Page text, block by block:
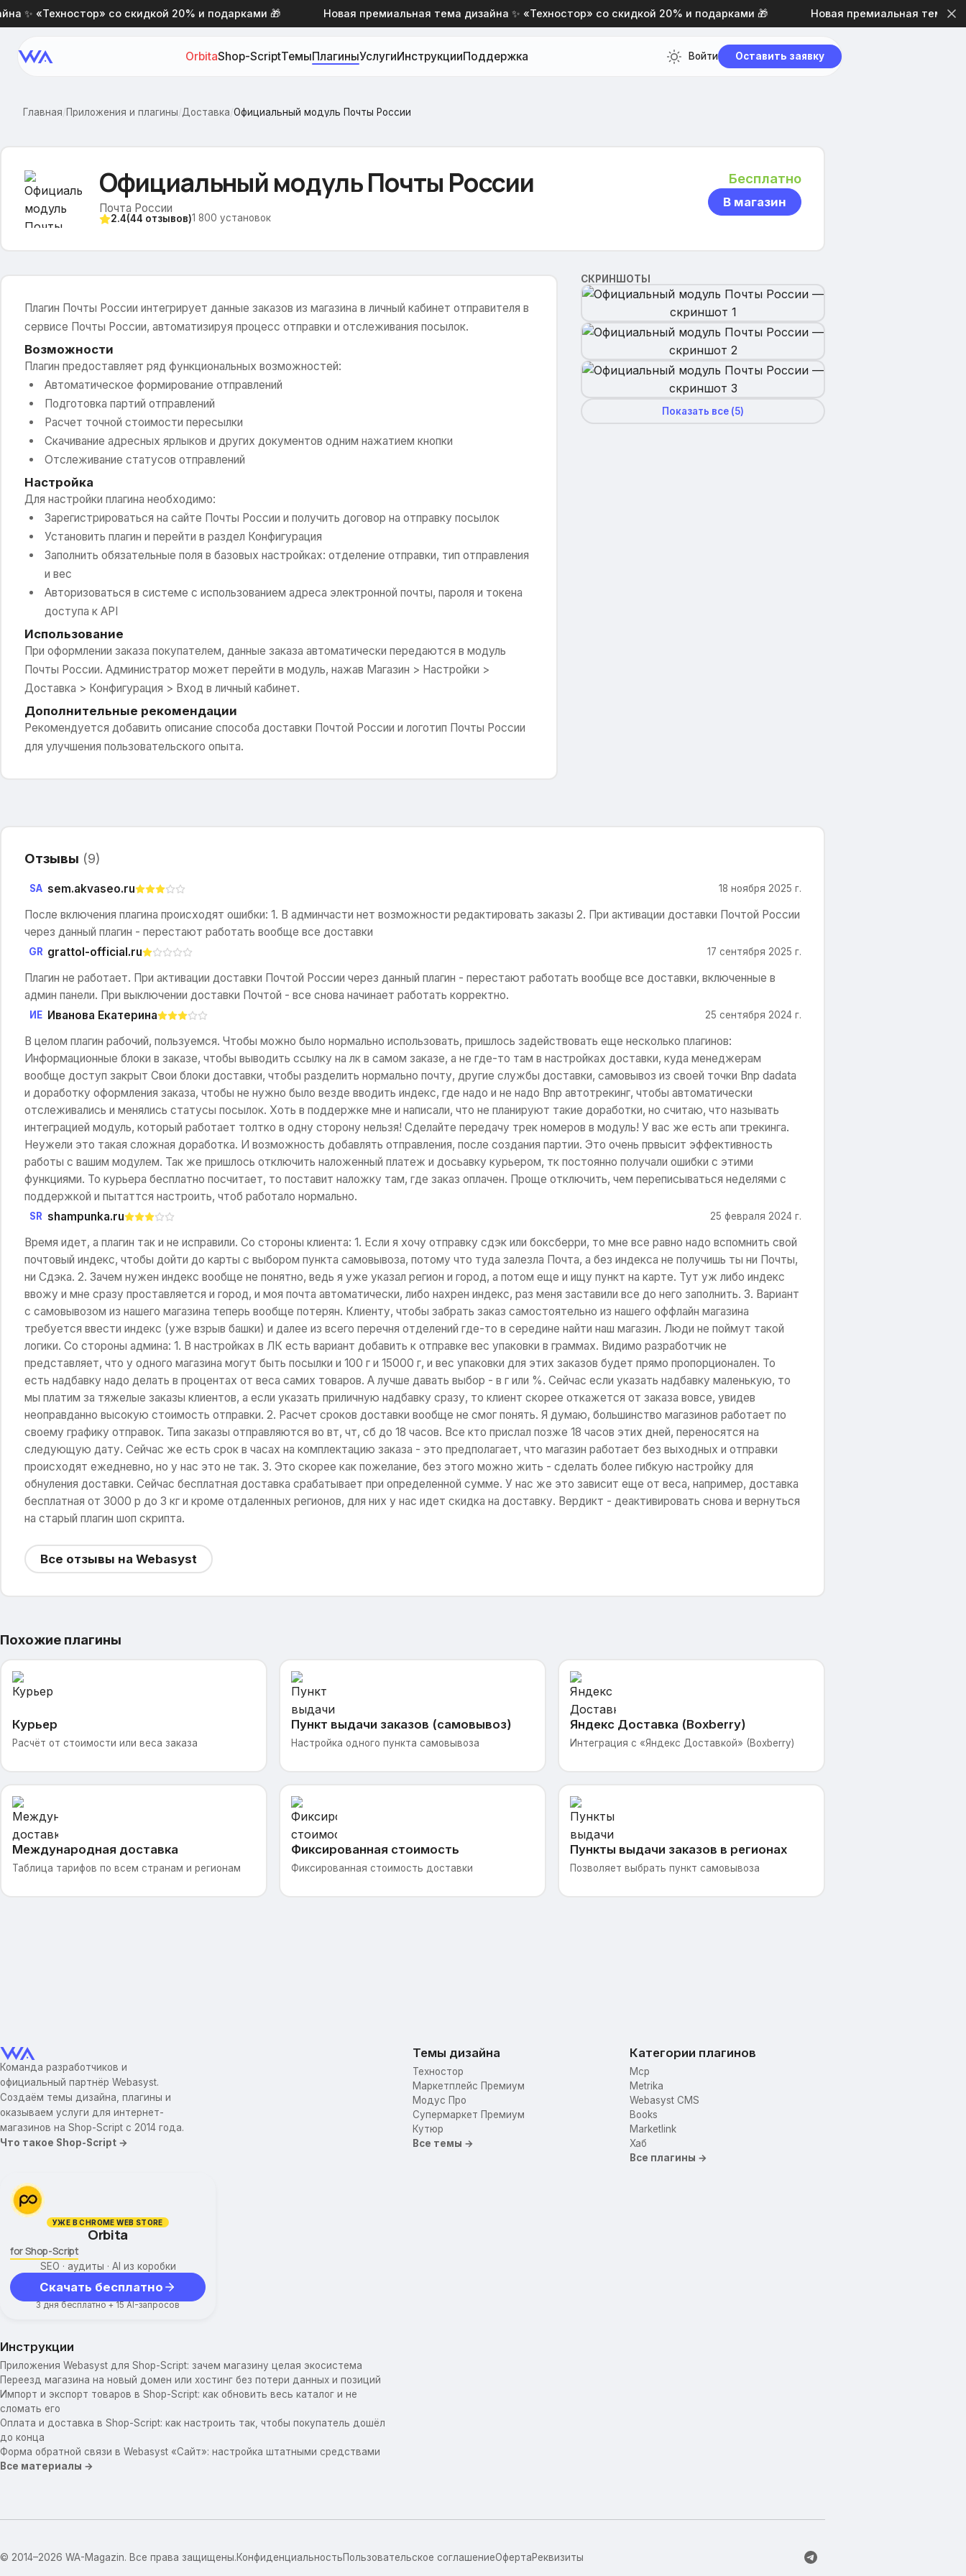
«Техностор» со скидкой 20% и подарками 🎁 Новая премиальная тема дизайна ✨ «Техностор» со скидкой 20% и подарками 🎁 Новая премиальная тема
OrbitaShop-ScriptТемыПлагиныУслугиИнструкцииПоддержка Войти Оставить заявку
Главная/Приложения и плагины/Доставка/Официальный модуль Почты России
Официальный модуль Почты России
Почта России
2.4(44 отзывов)1 800 установок
Бесплатно
В магазин
Плагин Почты России интегрирует данные заказов из магазина в личный кабинет отправителя в
сервисе Почты России, автоматизируя процесс отправки и отслеживания посылок.
Возможности
Плагин предоставляет ряд функциональных возможностей:
Автоматическое формирование отправлений
Подготовка партий отправлений
Расчет точной стоимости пересылки
Скачивание адресных ярлыков и других документов одним нажатием кнопки
Отслеживание статусов отправлений
Настройка
Для настройки плагина необходимо:
Зарегистрироваться на сайте Почты России и получить договор на отправку посылок
Установить плагин и перейти в раздел Конфигурация
Заполнить обязательные поля в базовых настройках: отделение отправки, тип отправления
и вес
Авторизоваться в системе с использованием адреса электронной почты, пароля и токена
доступа к API
Использование
При оформлении заказа покупателем, данные заказа автоматически передаются в модуль
Почты России. Администратор может перейти в модуль, нажав Магазин > Настройки >
Доставка > Конфигурация > Вход в личный кабинет.
Дополнительные рекомендации
Рекомендуется добавить описание способа доставки Почтой России и логотип Почты России
для улучшения пользовательского опыта.
СКРИНШОТЫ
Показать все (5)
Отзывы (9)
SA sem.akvaseo.ru 18 ноября 2025 г.
После включения плагина происходят ошибки: 1. В админчасти нет возможности редактировать заказы 2. При активации доставки Почтой России
через данный плагин - перестают работать вообще все доставки
GR grattol-official.ru 17 сентября 2025 г.
Плагин не работает. При активации доставки Почтой России через данный плагин - перестают работать вообще все доставки, включенные в
админ панели. При выключении доставки Почтой - все снова начинает работать корректно.
ИЕ Иванова Екатерина 25 сентября 2024 г.
В целом плагин рабочий, пользуемся. Чтобы можно было нормально использовать, пришлось задействовать еще несколько плагинов:
Информационные блоки в заказе, чтобы выводить ссылку на лк в самом заказе, а не где-то там в настройках доставки, куда менеджерам
вообще доступ закрыт Свои блоки доставки, чтобы разделить нормально почту, другие службы доставки, самовывоз из своей точки Bnp dadata
и доработку оформления заказа, чтобы не нужно было везде вводить индекс, где надо и не надо Bnp автотрекинг, чтобы автоматически
отслеживались и менялись статусы посылок. Хоть в поддержке мне и написали, что не планируют такие доработки, но считаю, что называть
интеграцией модуль, который работает толтко в одну сторону нельзя! Сделайте передачу трек номеров в модуль! У вас же есть апи трекинга.
Неужели это такая сложная доработка. И возможность добавлять отправления, после создания партии. Это очень првысит эффективность
работы с вашим модулем. Так же пришлось отключить наложенный платеж и досьавку курьером, тк постоянно получали ошибки с этими
функциями. То курьера бесплатно посчитает, то поставит наложку там, где заказ оплачен. Проще отключить, чем переписываться неделями с
поддержкой и пытаттся настроить, чтоб работало нормально.
SR shampunka.ru 25 февраля 2024 г.
Время идет, а плагин так и не исправили. Со стороны клиента: 1. Если я хочу отправку сдэк или боксберри, то мне все равно надо вспомнить свой
почтовый индекс, чтобы дойти до карты с выбором пункта самовывоза, потому что туда залезла Почта, а без индекса не получишь ты ни Почты,
ни Сдэка. 2. Зачем нужен индекс вообще не понятно, ведь я уже указал регион и город, а потом еще и ищу пункт на карте. Тут уж либо индекс
ввожу и мне сразу проставляется и город, и моя почта автоматически, либо нахрен индекс, раз меня заставили все до него заполнить. 3. Вариант
с самовывозом из нашего магазина теперь вообще потерян. Клиенту, чтобы забрать заказ самостоятельно из нашего оффлайн магазина
требуется ввести индекс (уже взрыв башки) и далее из всего перечня отделений где-то в середине найти наш магазин. Люди не поймут такой
логики. Со стороны админа: 1. В настройках в ЛК есть вариант добавить к отправке вес упаковки в граммах. Видимо разработчик не
представляет, что у одного магазина могут быть посылки и 100 г и 15000 г, и вес упаковки для этих заказов будет прямо пропорционален. То
есть надбавку надо делать в процентах от веса самих товаров. А лучше давать выбор - в г или %. Сейчас если указать надбавку маленькую, то
мы платим за тяжелые заказы клиентов, а если указать приличную надбавку сразу, то клиент скорее откажется от заказа вовсе, увидев
неоправданно высокую стоимость отправки. 2. Расчет сроков доставки вообще не смог понять. Я думаю, большинство магазинов работает по
своему графику отправок. Типа заказы отправляются во вт, чт, сб до 18 часов. Все кто прислал позже 18 часов этих дней, переносятся на
следующую дату. Сейчас же есть срок в часах на комплектацию заказа - это предполагает, что магазин работает без выходных и отправки
происходят ежедневно, но у нас это не так. 3. Это скорее как пожелание, без этого можно жить - сделать более гибкую настройку для
обнуления доставки. Сейчас бесплатная доставка срабатывает при определенной сумме. У нас же это зависит еще от веса, например, доставка
бесплатная от 3000 р до 3 кг и кроме отдаленных регионов, для них у нас идет скидка на доставку. Вердикт - деактивировать снова и вернуться
на старый плагин шоп скрипта.
Все отзывы на Webasyst
Похожие плагины
Курьер
Расчёт от стоимости или веса заказа
Пункт выдачи заказов (самовывоз)
Настройка одного пункта самовывоза
Яндекс Доставка (Boxberry)
Интеграция с «Яндекс Доставкой» (Boxberry)
Международная доставка
Таблица тарифов по всем странам и регионам
Фиксированная стоимость
Фиксированная стоимость доставки
Пункты выдачи заказов в регионах
Позволяет выбрать пункт самовывоза
Команда разработчиков и
официальный партнёр Webasyst.
Создаём темы дизайна, плагины и
оказываем услуги для интернет-
магазинов на Shop-Script с 2014 года.
Что такое Shop-Script →
УЖЕ В CHROME WEB STORE
Orbita
for Shop-Script
SEO · аудиты · AI из коробки
Скачать бесплатно
3 дня бесплатно + 15 AI-запросов
Темы дизайна
Техностор
Маркетплейс Премиум
Модус Про
Супермаркет Премиум
Кутюр
Все темы →
Категории плагинов
Mcp
Metrika
Webasyst CMS
Books
Marketlink
Хаб
Все плагины →
Инструкции
Приложения Webasyst для Shop-Script: зачем магазину целая экосистема
Переезд магазина на новый домен или хостинг без потери данных и позиций
Импорт и экспорт товаров в Shop-Script: как обновить весь каталог и не
сломать его
Оплата и доставка в Shop-Script: как настроить так, чтобы покупатель дошёл
до конца
Форма обратной связи в Webasyst «Сайт»: настройка штатными средствами
Все материалы →
© 2014–2026 WA-Magazin. Все права защищены.КонфиденциальностьПользовательское соглашениеОфертаРеквизиты